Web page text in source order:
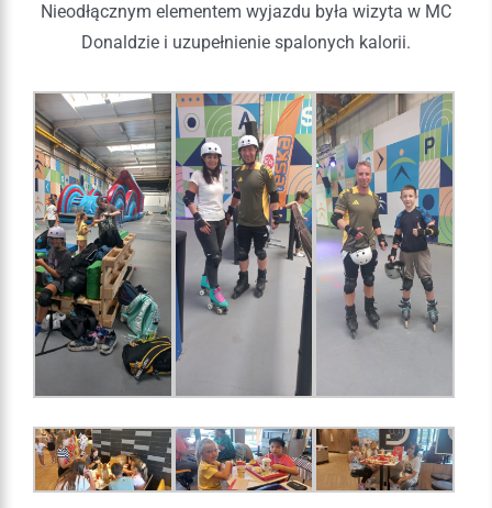
Nieodłącznym elementem wyjazdu była wizyta w MC
Donaldzie i uzupełnienie spalonych kalorii.